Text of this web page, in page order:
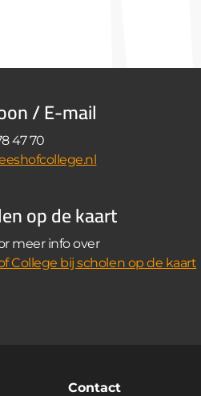
/ E-mail
47 70
op de kaart
meer info over
College bij scholen op de kaart
Contact